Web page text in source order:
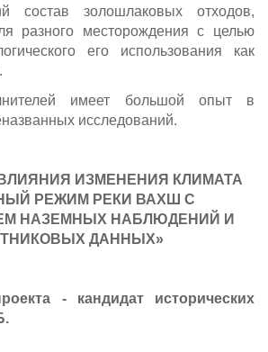
состав золошлаковых отходов,
разного месторождения с целью
его использования как
имеет большой опыт в
исследований.
ИЗМЕНЕНИЯ КЛИМАТА
РЕЖИМ РЕКИ ВАХШ С
НАЗЕМНЫХ НАБЛЮДЕНИЙ И
ДАННЫХ»
- кандидат исторических